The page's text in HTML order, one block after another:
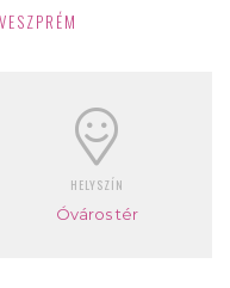
VESZPRÉM
HELYSZÍN
Óváros tér